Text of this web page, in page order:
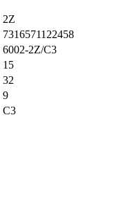
2Z
7316571122458
6002-2Z/C3
15
32
9
C3